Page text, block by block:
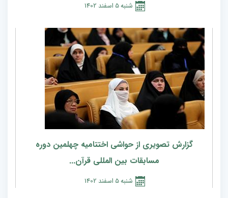
شنبه5 اسفند 1402
گزارش تصویری از حواشی اختتامیه چهلمین دوره
مسابقات بین المللی قرآن...
شنبه5 اسفند 1402